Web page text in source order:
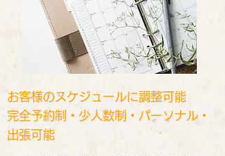
お客様のスケジュールに調整可能
完全予約制・少人数制・パーソナル・
出張可能